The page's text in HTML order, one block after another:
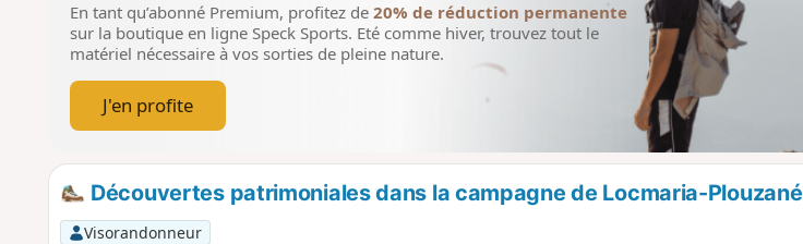
En tant qu’abonné Premium, profitez de 20% de réduction permanente
sur la boutique en ligne Speck Sports. Eté comme hiver, trouvez tout le
matériel nécessaire à vos sorties de pleine nature.
J'en profite
Découvertes patrimoniales dans la campagne de Locmaria-Plouzané
Visorandonneur